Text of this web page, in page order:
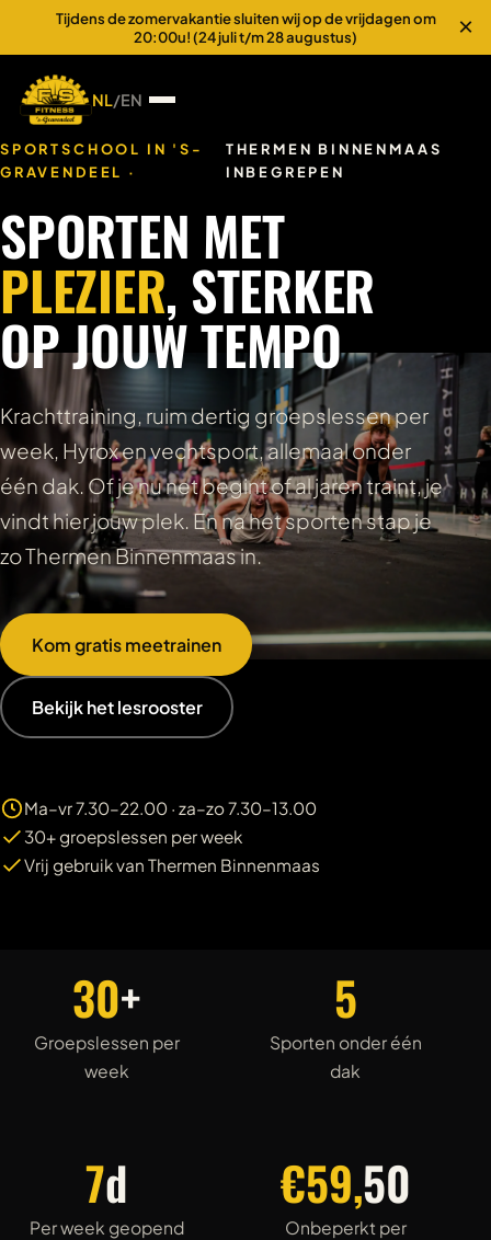
Tijdens de zomervakantie sluiten wij op de vrijdagen om
20:00u! (24 juli t/m 28 augustus)
×
NL /EN
SPORTSCHOOL IN 'S-
GRAVENDEEL ·
THERMEN BINNENMAAS
INBEGREPEN
SPORTEN MET
PLEZIER, STERKER
OP JOUW TEMPO
Krachttraining, ruim dertig groepslessen per
week, Hyrox en vechtsport, allemaal onder
één dak. Of je nu net begint of al jaren traint, je
vindt hier jouw plek. En na het sporten stap je
zo Thermen Binnenmaas in.
Kom gratis meetrainen
Bekijk het lesrooster
Ma–vr 7.30–22.00 · za–zo 7.30–13.00
30+ groepslessen per week
Vrij gebruik van Thermen Binnenmaas
30+
Groepslessen per
week
5
Sporten onder één
dak
7d
Per week geopend
€59,50
Onbeperkt per